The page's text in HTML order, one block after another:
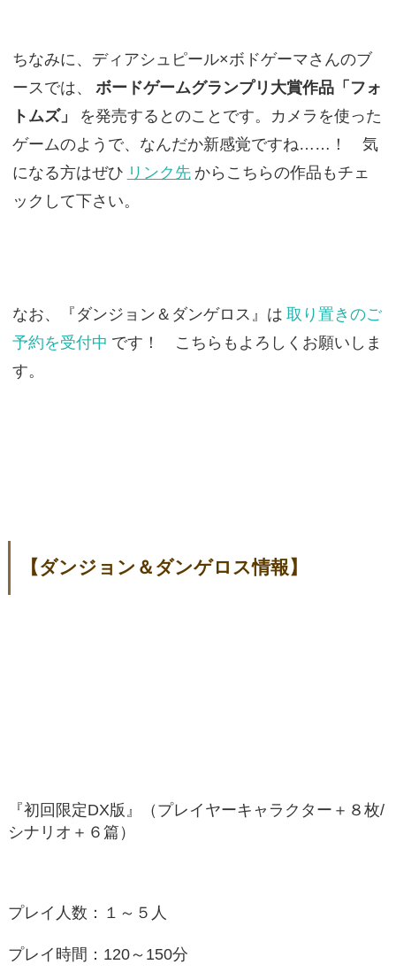
ちなみに、ディアシュピール×ボドゲーマさんのブ
ースでは、
ボードゲームグランプリ大賞作品「フォ
トムズ」
を発売するとのことです。カメラを使った
ゲームのようで、なんだか新感覚ですね……！ 気
になる方はぜひ リンク先 からこちらの作品もチェ
ックして下さい。
なお、『ダンジョン＆ダンゲロス』は 取り置きのご
予約を受付中 です！ こちらもよろしくお願いしま
す。
【ダンジョン＆ダンゲロス情報】
『初回限定DX版』（プレイヤーキャラクター＋８枚/
シナリオ＋６篇）
プレイ人数：１～５人
プレイ時間：120～150分